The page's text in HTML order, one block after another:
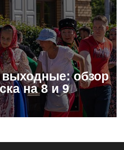
выходные: обзор
на 8 и 9